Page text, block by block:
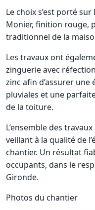
Le choix s’est porté
Monier, finition rouge,
traditionnel de la
Les travaux ont
zinguerie avec
zinc afin d’assurer
pluviales et une
de la toiture.
L’ensemble des
veillant à la qualité de
chantier. Un résultat
occupants, dans le
Gironde.
Photos du chantier